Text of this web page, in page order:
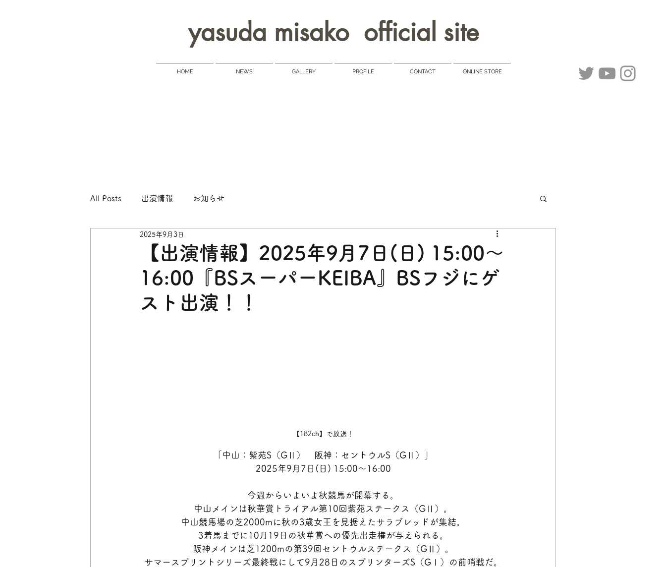
yasuda misako official site
HOME NEWS GALLERY PROFILE CONTACT ONLINE STORE
All Posts 出演情報 お知らせ
【出演情報】2025年9月7日(日) 15:00～
16:00『BSスーパーKEIBA』BSフジにゲ
スト出演！！
2025年9月3日
【182ch】で放送！
「中山：紫苑S（GⅡ）　阪神：セントウルS（GⅡ）」
2025年9月7日(日) 15:00～16:00
今週からいよいよ秋競馬が開幕する。
中山メインは秋華賞トライアル第10回紫苑ステークス（GⅡ）。
中山競馬場の芝2000mに秋の3歳女王を見据えたサラブレッドが集結。
3着馬までに10月19日の秋華賞への優先出走権が与えられる。
阪神メインは芝1200mの第39回セントウルステークス（GⅡ）。
サマースプリントシリーズ最終戦にして9月28日のスプリンターズS（GⅠ）の前哨戦だ。